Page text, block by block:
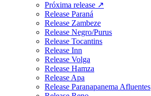
Próxima release ↗
Release Paraná
Release Zambeze
Release Negro/Purus
Release Tocantins
Release Inn
Release Volga
Release Hamza
Release Apa
Release Paranapanema Afluentes